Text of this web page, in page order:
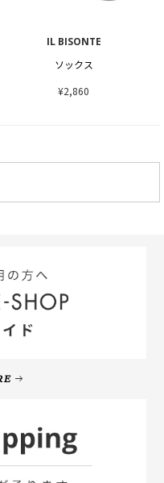
IL BISONTE
ソックス
¥2,860